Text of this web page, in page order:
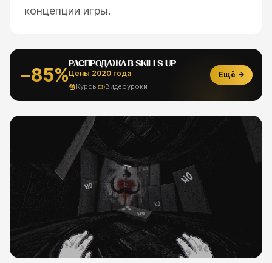
концепции игры.
−85%
РАСПРОДАЖА В SKILLS UP
Цены 2020 года
Курсы Видеоуроки
Ещё →